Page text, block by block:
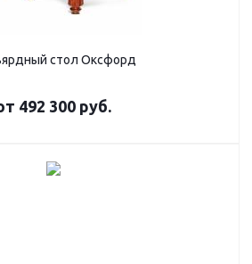
стол Оксфорд
492 300 руб.